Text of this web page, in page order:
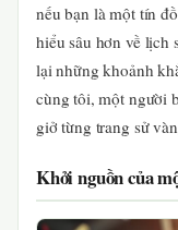
nếu bạn là một tín
hiểu sâu hơn về lịch
lại những khoảnh
cùng tôi, một người
giở từng trang sử
Khởi nguồn của